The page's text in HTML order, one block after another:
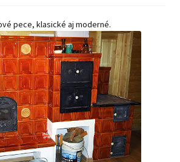
pece, klasické aj moderné.